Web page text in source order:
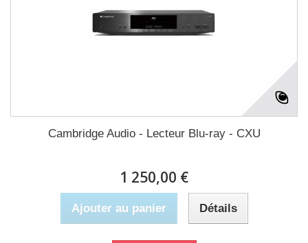
Cambridge Audio - Lecteur Blu-ray - CXU
1 250,00 €
Ajouter au panier Détails